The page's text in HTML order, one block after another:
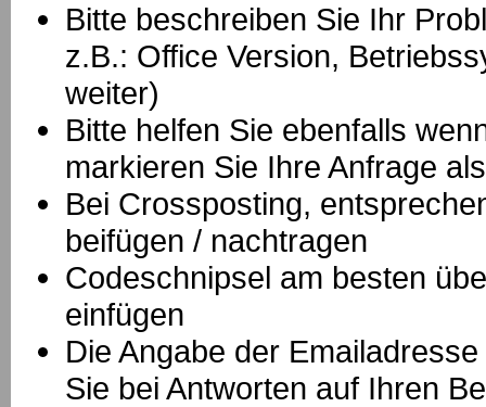
Bitte beschreiben Sie Ihr
z.B.: Office Version,
weiter)
Bitte helfen Sie ebenfalls
markieren Sie Ihre Anfrage
Bei Crossposting,
beifügen / nachtragen
Codeschnipsel am besten
einfügen
Die Angabe der
Sie bei Antworten auf Ihren